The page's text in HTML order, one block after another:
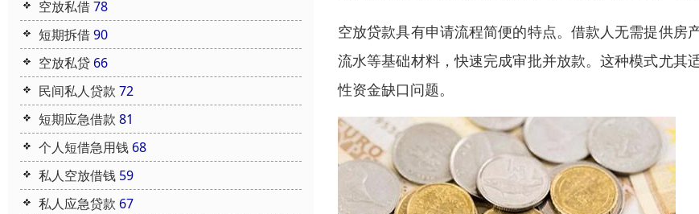
空放私借78
短期拆借90
空放私贷 66
民间私人贷款 72
短期应急借款 81
个人短借急用钱 68
私人空放借钱 59
私人应急贷款 67
空放贷款具有申请流程简便的特点。借款人无需提供
流水等基础材料，快速完成审批并放款。这种模式尤
性资金缺口问题。